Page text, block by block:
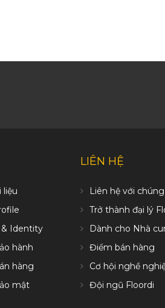
liệu
& Identity
hành
hàng
mật
LIÊN HỆ
Liên hệ với
Trở thành đại lý
Dành cho Nhà
Điểm bán hàng
Cơ hội nghề
Đội ngũ Floordi